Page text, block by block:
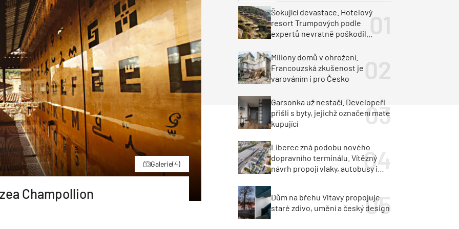
Historické stavby Průmyslové objekty
Poruchy střechy
Rekonstrukce střechy
Větrání a odvětrávání Komíny
Fasáda
Omítky
Inženýrské stavby
Doprava
Průmysl a logistika
Dopravní stavby
Galerie(4)
Champollion
Šokující devastace. Hotelový
resort Trumpových podle
expertů nevratně poškodil
Miliony domů v ohrožení.
Francouzská zkušenost je
varováním i pro Česko
Garsonka už nestačí. Developeři
přišli s byty, jejichž označení mate
kupující
Liberec zná podobu nového
dopravního terminálu. Vítězný
návrh propojí vlaky, autobusy i
Dům na břehu Vltavy propojuje
staré zdivo, umění a český design